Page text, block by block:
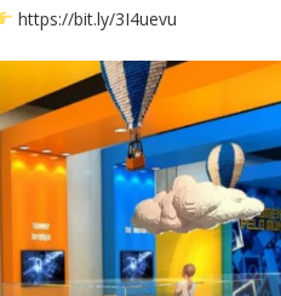
https://bit.ly/3I4uevu